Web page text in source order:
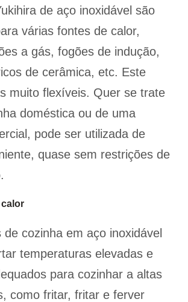
de aço inoxidável são
várias fontes de calor,
a gás, fogões de indução,
de cerâmica, etc. Este
muito flexíveis. Quer se trate
doméstica ou de uma
pode ser utilizada de
quase sem restrições de
calor
cozinha em aço inoxidável
temperaturas elevadas e
para cozinhar a altas
como fritar, fritar e ferver